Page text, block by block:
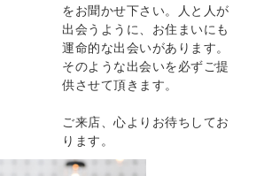
をお聞かせ下さい。人と人が
出会うように、お住まいにも
運命的な出会いがあります。
そのような出会いを必ずご提
供させて頂きます。
ご来店、心よりお待ちしてお
ります。